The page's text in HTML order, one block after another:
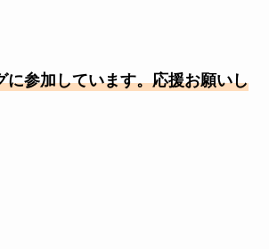
参加しています。応援お願いし